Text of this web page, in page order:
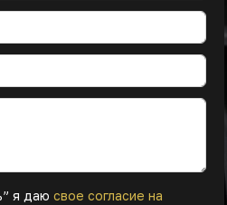
я даю свое согласие на